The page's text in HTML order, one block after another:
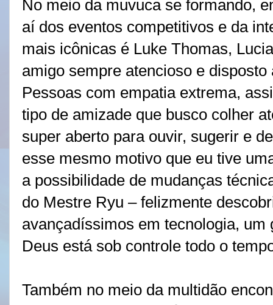
No meio da muvuca se formando,
aí dos eventos competitivos e da
mais icônicas é Luke Thomas,
amigo sempre atencioso e
Pessoas com empatia extrema,
tipo de amizade que busco colher
super aberto para ouvir, sugerir e
esse mesmo motivo que eu tive
a possibilidade de mudanças
do Mestre Ryu – felizmente
avançadíssimos em tecnologia, um
Deus está sob controle todo o
Também no meio da multidão